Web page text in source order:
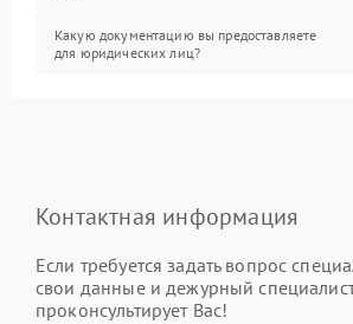
Какую документацию вы предоставляете
для юридических лиц?
Контактная информация
Если требуется задать вопрос
свои данные и дежурный
проконсультирует Вас!